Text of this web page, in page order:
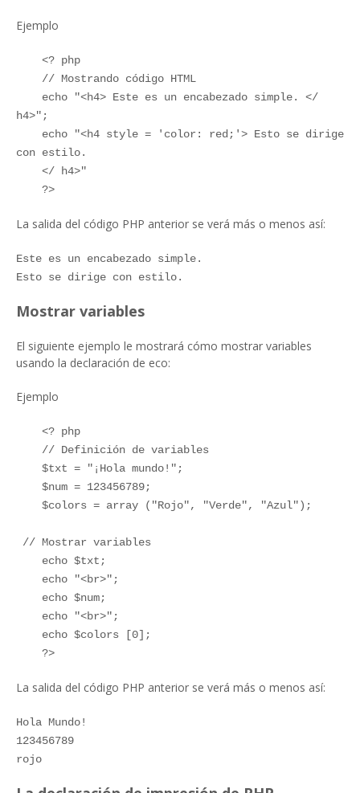
Ejemplo
<? php
// Mostrando código HTML
echo "<h4> Este es un encabezado simple. </
h4>";
echo "<h4 style = 'color: red;'> Esto se dirige
con estilo.
</ h4>"
?>
La salida del código PHP anterior se verá más o menos así:
Este es un encabezado simple.
Esto se dirige con estilo.
Mostrar variables
El siguiente ejemplo le mostrará cómo mostrar variables
usando la declaración de eco:
Ejemplo
<? php
// Definición de variables
$txt = "¡Hola mundo!";
$num = 123456789;
$colors = array ("Rojo", "Verde", "Azul");
// Mostrar variables
echo $txt;
echo "<br>";
echo $num;
echo "<br>";
echo $colors [0];
?>
La salida del código PHP anterior se verá más o menos así:
Hola Mundo!
123456789
rojo